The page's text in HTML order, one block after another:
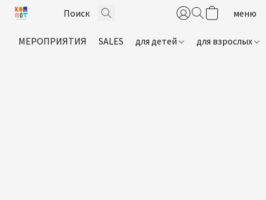
МЕРОПРИЯТИЯ SALES для детей для взрослых